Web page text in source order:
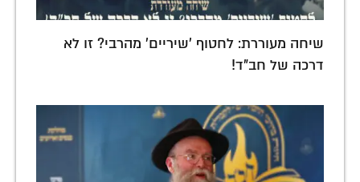
שיחה מעוררת: לחטוף 'שיריים' מהרבי? זו לא
דרכה של חב"ד!